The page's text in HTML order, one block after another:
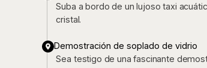
Suba a bordo de un lujoso taxi
cristal.
Demostración de soplado de vidrio
Sea testigo de una fascinante